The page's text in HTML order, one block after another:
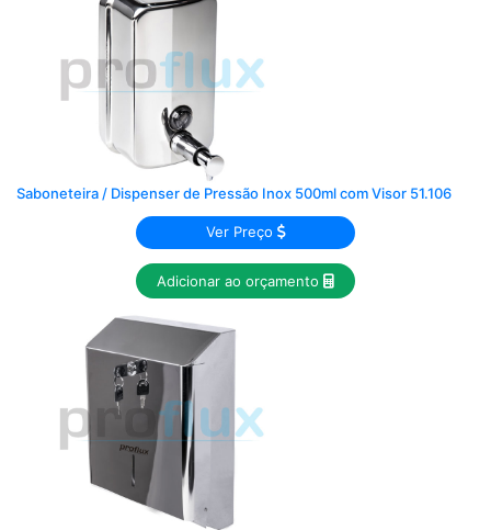
Saboneteira / Dispenser de Pressão Inox 500ml com Visor 51.106
Ver Preço
Adicionar ao orçamento